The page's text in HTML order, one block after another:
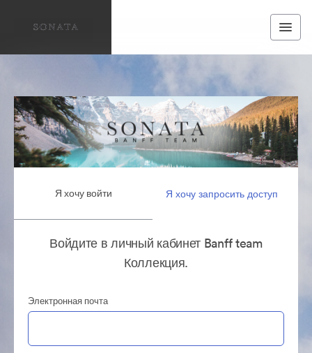
Я хочу войти Я хочу запросить доступ
Войдите в личный кабинет Banff team
Коллекция.
Электронная почта